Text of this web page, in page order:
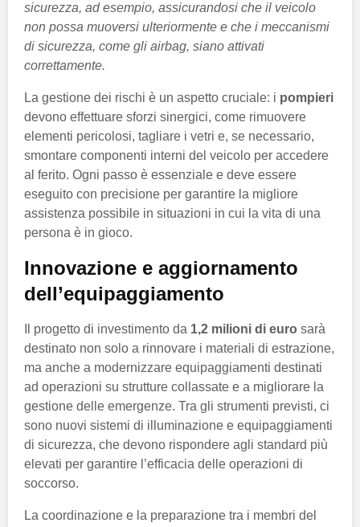
sicurezza, ad esempio, assicurandosi che il veicolo
non possa muoversi ulteriormente e che i meccanismi
di sicurezza, come gli airbag, siano attivati
correttamente.
La gestione dei rischi è un aspetto cruciale: i pompieri
devono effettuare sforzi sinergici, come rimuovere
elementi pericolosi, tagliare i vetri e, se necessario,
smontare componenti interni del veicolo per accedere
al ferito. Ogni passo è essenziale e deve essere
eseguito con precisione per garantire la migliore
assistenza possibile in situazioni in cui la vita di una
persona è in gioco.
Innovazione e aggiornamento
dell’equipaggiamento
Il progetto di investimento da 1,2 milioni di euro sarà
destinato non solo a rinnovare i materiali di estrazione,
ma anche a modernizzare equipaggiamenti destinati
ad operazioni su strutture collassate e a migliorare la
gestione delle emergenze. Tra gli strumenti previsti, ci
sono nuovi sistemi di illuminazione e equipaggiamenti
di sicurezza, che devono rispondere agli standard più
elevati per garantire l’efficacia delle operazioni di
soccorso.
La coordinazione e la preparazione tra i membri del